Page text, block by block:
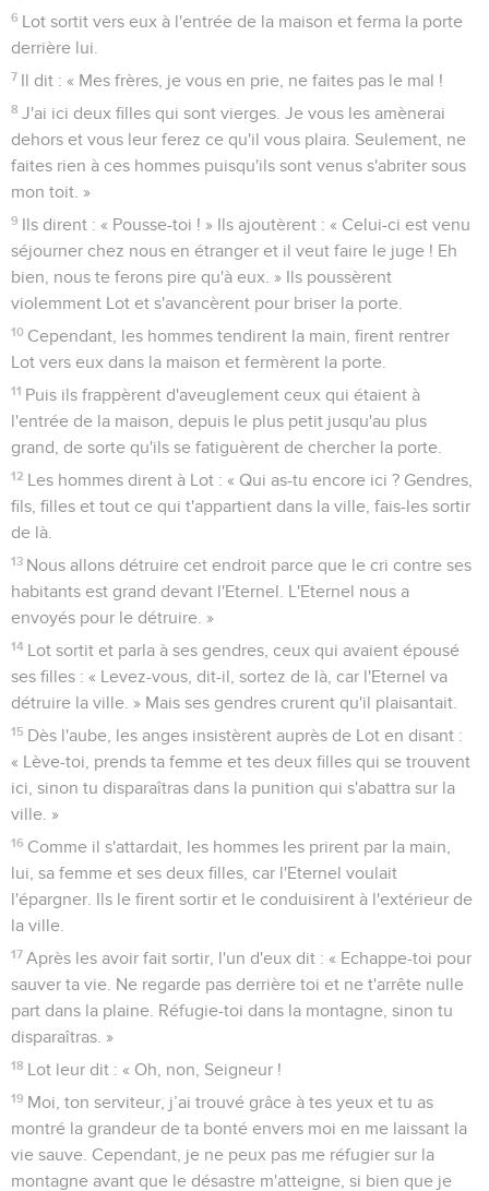
6 Lot sortit vers eux à l'entrée de la maison et ferma la porte
derrière lui.
7 Il dit : « Mes frères, je vous en prie, ne faites pas le mal !
8 J'ai ici deux filles qui sont vierges. Je vous les amènerai
dehors et vous leur ferez ce qu'il vous plaira. Seulement, ne
faites rien à ces hommes puisqu'ils sont venus s'abriter sous
mon toit. »
9 Ils dirent : « Pousse-toi ! » Ils ajoutèrent : « Celui-ci est venu
séjourner chez nous en étranger et il veut faire le juge ! Eh
bien, nous te ferons pire qu'à eux. » Ils poussèrent
violemment Lot et s'avancèrent pour briser la porte.
10 Cependant, les hommes tendirent la main, firent rentrer
Lot vers eux dans la maison et fermèrent la porte.
11 Puis ils frappèrent d'aveuglement ceux qui étaient à
l'entrée de la maison, depuis le plus petit jusqu'au plus
grand, de sorte qu'ils se fatiguèrent de chercher la porte.
12 Les hommes dirent à Lot : « Qui as-tu encore ici ? Gendres,
fils, filles et tout ce qui t'appartient dans la ville, fais-les sortir
de là.
13 Nous allons détruire cet endroit parce que le cri contre ses
habitants est grand devant l'Eternel. L'Eternel nous a
envoyés pour le détruire. »
14 Lot sortit et parla à ses gendres, ceux qui avaient épousé
ses filles : « Levez-vous, dit-il, sortez de là, car l'Eternel va
détruire la ville. » Mais ses gendres crurent qu'il plaisantait.
15 Dès l'aube, les anges insistèrent auprès de Lot en disant :
« Lève-toi, prends ta femme et tes deux filles qui se trouvent
ici, sinon tu disparaîtras dans la punition qui s'abattra sur la
ville. »
16 Comme il s'attardait, les hommes les prirent par la main,
lui, sa femme et ses deux filles, car l'Eternel voulait
l'épargner. Ils le firent sortir et le conduisirent à l'extérieur de
la ville.
17 Après les avoir fait sortir, l'un d'eux dit : « Echappe-toi pour
sauver ta vie. Ne regarde pas derrière toi et ne t'arrête nulle
part dans la plaine. Réfugie-toi dans la montagne, sinon tu
disparaîtras. »
18 Lot leur dit : « Oh, non, Seigneur !
19 Moi, ton serviteur, j’ai trouvé grâce à tes yeux et tu as
montré la grandeur de ta bonté envers moi en me laissant la
vie sauve. Cependant, je ne peux pas me réfugier sur la
montagne avant que le désastre m'atteigne, si bien que je